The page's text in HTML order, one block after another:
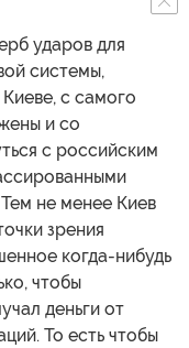
ударов для
системы,
с самого
и со
с российским
не менее Киев
зрения
когда-нибудь
чтобы
деньги от
То есть чтобы